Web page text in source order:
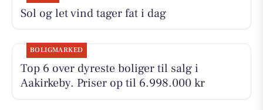
Sol og let vind tager fat i dag
BOLIGMARKED
Top 6 over dyreste boliger til salg i
Aakirkeby. Priser op til 6.998.000 kr